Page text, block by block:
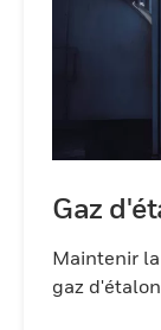
Gaz
Maintenir
gaz